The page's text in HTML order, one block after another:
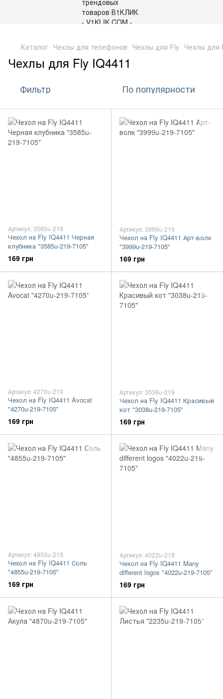
Каталог Чехлы для телефонов Чехлы для Fly Чехлы для
Чехлы для Fly IQ4411
Фильтр По популярности
Артикул: 3585u-219
Чехол на Fly IQ4411 Черная
клубника "3585u-219-7105"
169 грн
Артикул: 3999u-219
Чехол на Fly IQ4411 Арт-волк
"3999u-219-7105"
169 грн
Артикул: 4270u-219
Чехол на Fly IQ4411 Avocat
"4270u-219-7105"
169 грн
Артикул: 3038u-219
Чехол на Fly IQ4411 Красивый
кот "3038u-219-7105"
169 грн
Артикул: 4855u-219
Чехол на Fly IQ4411 Соль
"4855u-219-7105"
169 грн
Артикул: 4022u-219
Чехол на Fly IQ4411 Many
different logos "4022u-219-7105"
169 грн